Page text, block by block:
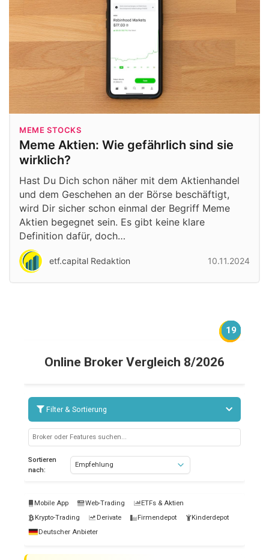
MEME STOCKS
Meme Aktien: Wie gefährlich sind sie
wirklich?
Hast Du Dich schon näher mit dem Aktienhandel
und dem Geschehen an der Börse beschäftigt,
wird Dir sicher schon einmal der Begriff Meme
Aktien begegnet sein. Es gibt keine klare
Definition dafür, doch…
etf.capital Redaktion 10.11.2024